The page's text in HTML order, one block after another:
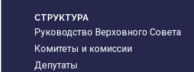
CТРУКТУРА
Руководство Верховного Совета
Комитеты и комиссии
Депутаты